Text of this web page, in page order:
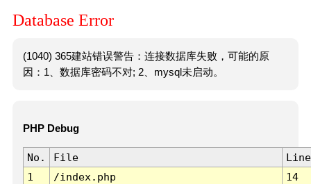
Database Error
(1040) 365建站错误警告：连接数据库失败，可能的原
因：1、数据库密码不对; 2、mysql未启动。
PHP Debug
No. File
Line
1
/index.php 14